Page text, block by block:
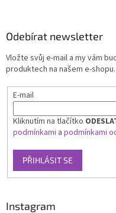
Odebírat newsletter
Vložte svůj e-mail a my vám
produktech na našem e-shopu.
E-mail
Kliknutím na tlačítko
podmínkami a podmínkami
PŘIHLÁSIT SE
Instagram